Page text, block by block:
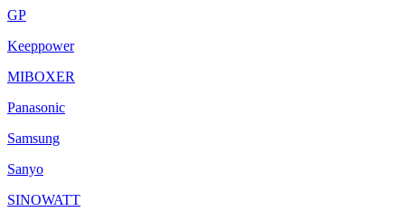
GP
Keeppower
MIBOXER
Panasonic
Samsung
Sanyo
SINOWATT